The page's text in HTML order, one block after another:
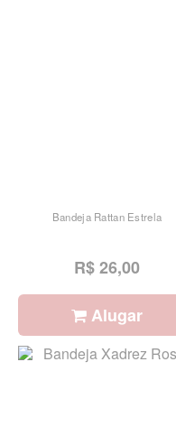
Bandeja Rattan Estrela
R$ 26,00
Alugar